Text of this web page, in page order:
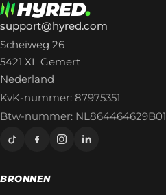
support@hyred.com
Scheiweg 26
5421 XL Gemert
Nederland
KvK-nummer: 87975351
Btw-nummer: NL864464629B01
BRONNEN